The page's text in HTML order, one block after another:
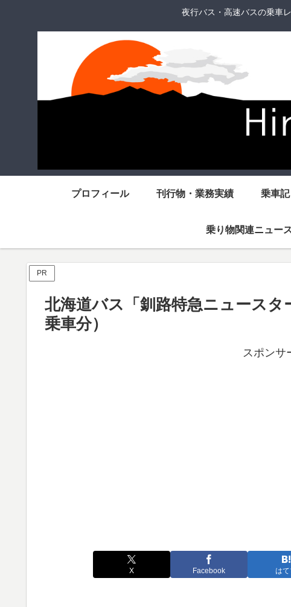
夜行バス・高速バスの乗車
プロフィール 刊行物・業務実績 乗車
乗り物関連ニュー
PR
北海道バス「釧路特急ニュースタ
乗車分）
スポンサ
X Facebook は